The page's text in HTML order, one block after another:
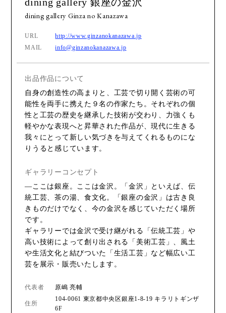
dining gallery Ginza no Kanazawa
URL
http://www.ginzanokanazawa.jp
MAIL
info@ginzanokanazawa.jp
出品作品について
自身の創造性の高まりと、工芸で切り開く芸術の可
能性を両手に携えた９名の作家たち。それぞれの個
性と工芸の歴史を継承した技術が交わり、力強くも
軽やかな表現へと昇華された作品が、現代に生きる
我々にとって新しい気づきを与えてくれるものにな
りうると感じています。
ギャラリーコンセプト
—ここは銀座。ここは金沢。「金沢」といえば、伝
統工芸、茶の湯、食文化。「銀座の金沢」は古き良
きものだけでなく、今の金沢を感じていただく場所
です。
ギャラリーでは金沢で受け継がれる「伝統工芸」や
高い技術によって創り出される「美術工芸」、風土
や生活文化と結びついた「生活工芸」など幅広い工
芸を展示・販売いたします。
代表者 原嶋 亮輔
住所
104-0061 東京都中央区銀座1-8-19 キラリトギンザ
6F